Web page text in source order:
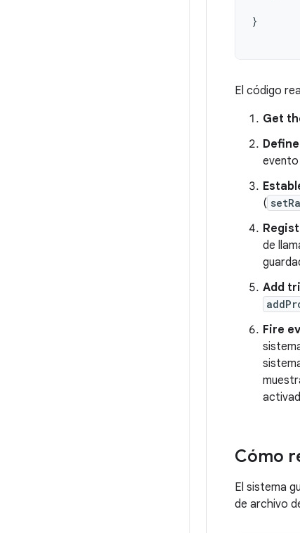
}
El código
Get
evento
(
de
Add
Fire
Cómo
El sistema
de archivo